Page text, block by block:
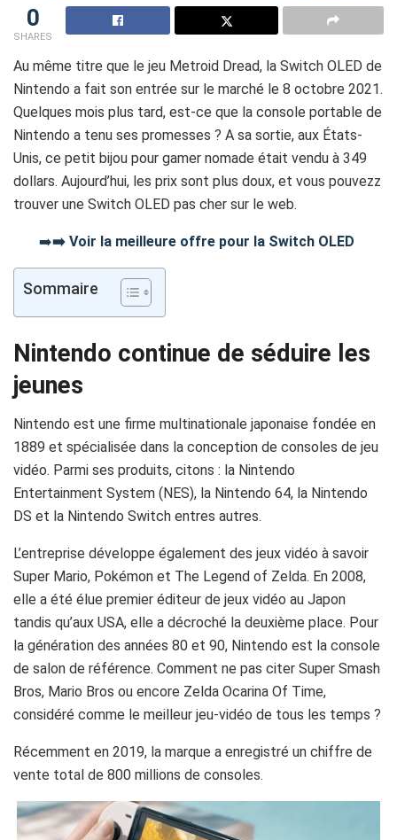
0
SHARES
Au même titre que le jeu Metroid Dread, la Switch OLED de
Nintendo a fait son entrée sur le marché le 8 octobre 2021.
Quelques mois plus tard, est-ce que la console portable de
Nintendo a tenu ses promesses ? A sa sortie, aux États-
Unis, ce petit bijou pour gamer nomade était vendu à 349
dollars. Aujourd’hui, les prix sont plus doux, et vous pouvezz
trouver une Switch OLED pas cher sur le web.
➡️➡️ Voir la meilleure offre pour la Switch OLED
Sommaire
Nintendo continue de séduire les
jeunes
Nintendo est une firme multinationale japonaise fondée en
1889 et spécialisée dans la conception de consoles de jeu
vidéo. Parmi ses produits, citons : la Nintendo
Entertainment System (NES), la Nintendo 64, la Nintendo
DS et la Nintendo Switch entres autres.
L’entreprise développe également des jeux vidéo à savoir
Super Mario, Pokémon et The Legend of Zelda. En 2008,
elle a été élue premier éditeur de jeux vidéo au Japon
tandis qu’aux USA, elle a décroché la deuxième place. Pour
la génération des années 80 et 90, Nintendo est la console
de salon de référence. Comment ne pas citer Super Smash
Bros, Mario Bros ou encore Zelda Ocarina Of Time,
considéré comme le meilleur jeu-vidéo de tous les temps ?
Récemment en 2019, la marque a enregistré un chiffre de
vente total de 800 millions de consoles.